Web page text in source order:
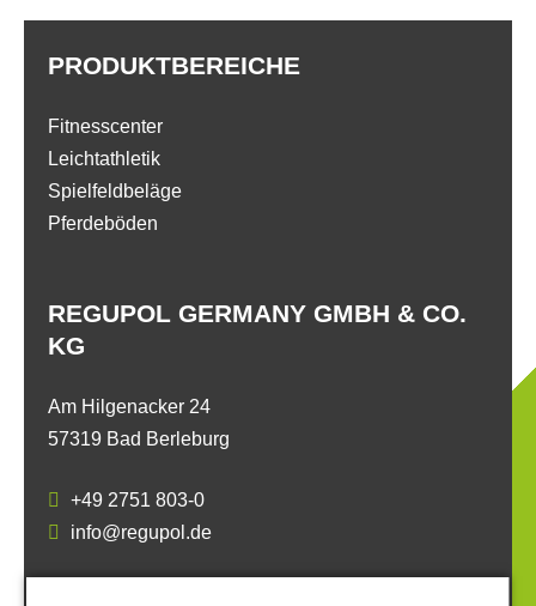
REGUPOL GERMANY GMBH & CO.
KG
Am Hilgenacker 24
57319 Bad Berleburg
+49 2751 803-0
info@regupol.de
PRODUKTBEREICHE
Fitnesscenter
Leichtathletik
Spielfeldbeläge
Pferdeböden